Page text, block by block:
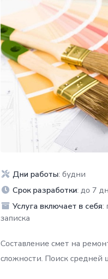
Дни работы: будни
Срок разработки: до 7
Услуга включает в себя:
записка
Составление смет на
сложности. Поиск